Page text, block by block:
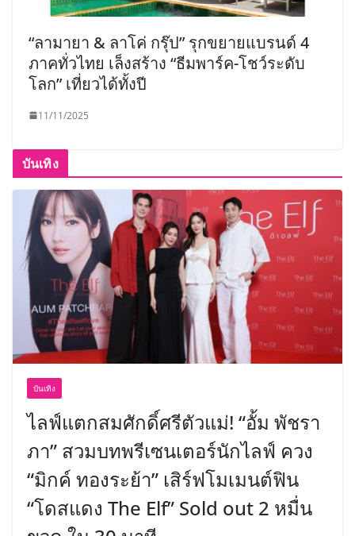
“ลามายา & ลาโค่ กรุ๊ป” รุกขยายแบรนด์ 4
ภาคทั่วไทย เล็งสร้าง “ธีมพาร์ค-โชว์ระดับ
โลก” เที่ยวได้ทั้งปี
11/11/2025
บันเทิง
บันเทิง
ไลฟ์แตกสมศักดิ์ศรีตัวแม่! “อั้ม พัชรา
ภา” สวมบทพรีเซนเตอร์นักไลฟ์ ควง
“มิกค์ ทองระย้า” เสิร์ฟโมเมนต์ฟิน
“โดสแดง The Elf” Sold out 2 หมื่น